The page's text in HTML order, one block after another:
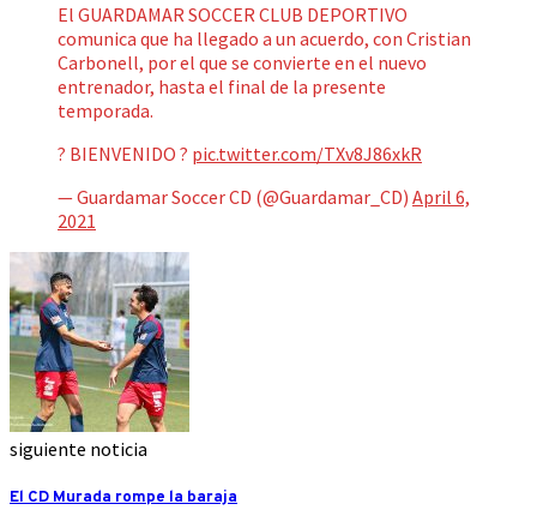
El GUARDAMAR SOCCER CLUB DEPORTIVO
comunica que ha llegado a un acuerdo, con Cristian
Carbonell, por el que se convierte en el nuevo
entrenador, hasta el final de la presente
temporada.
? BIENVENIDO ? pic.twitter.com/TXv8J86xkR
— Guardamar Soccer CD (@Guardamar_CD) April 6,
2021
siguiente noticia
El CD Murada rompe la baraja